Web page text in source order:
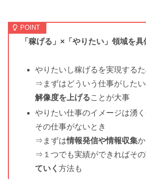
「稼げる」×「やりたい」領域を
やりたいし稼げるを実現する
⇒まずはどういう仕事がした
解像度を上げることが大事
やりたい仕事のイメージは湧
その仕事がないとき
⇒まずは情報発信や情報収集
⇒１つでも実績ができればその
ていく方法も